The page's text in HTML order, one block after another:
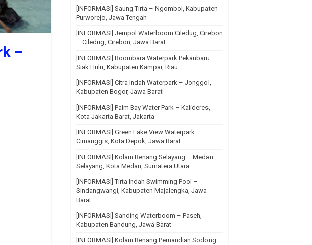
–
[INFORMASI] Saung Tirta – Ngombol, Kabupaten
Purworejo, Jawa Tengah
[INFORMASI] Jempol Waterboom Ciledug, Cirebon
– Ciledug, Cirebon, Jawa Barat
[INFORMASI] Boombara Waterpark Pekanbaru –
Siak Hulu, Kabupaten Kampar, Riau
[INFORMASI] Citra Indah Waterpark – Jonggol,
Kabupaten Bogor, Jawa Barat
[INFORMASI] Palm Bay Water Park – Kalideres,
Kota Jakarta Barat, Jakarta
[INFORMASI] Green Lake View Waterpark –
Cimanggis, Kota Depok, Jawa Barat
[INFORMASI] Kolam Renang Selayang – Medan
Selayang, Kota Medan, Sumatera Utara
[INFORMASI] Tirta Indah Swimming Pool –
Sindangwangi, Kabupaten Majalengka, Jawa
Barat
[INFORMASI] Sanding Waterboom – Paseh,
Kabupaten Bandung, Jawa Barat
[INFORMASI] Kolam Renang Pemandian Sodong –